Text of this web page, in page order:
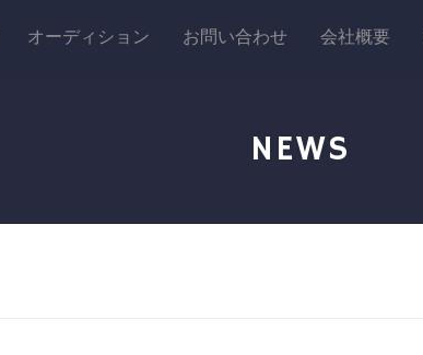
オーディション お問い合わせ 会社概要
NEWS